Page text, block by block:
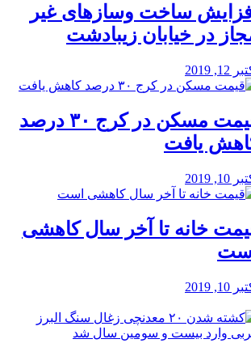
ساخت وسازهای غیر
در خیابان زیبادشت
12, 2019
️قیمت مسکن در کرج ۳۰ درصد
یافت
10, 2019
خانه تا آخر سال کاهشی
10, 2019